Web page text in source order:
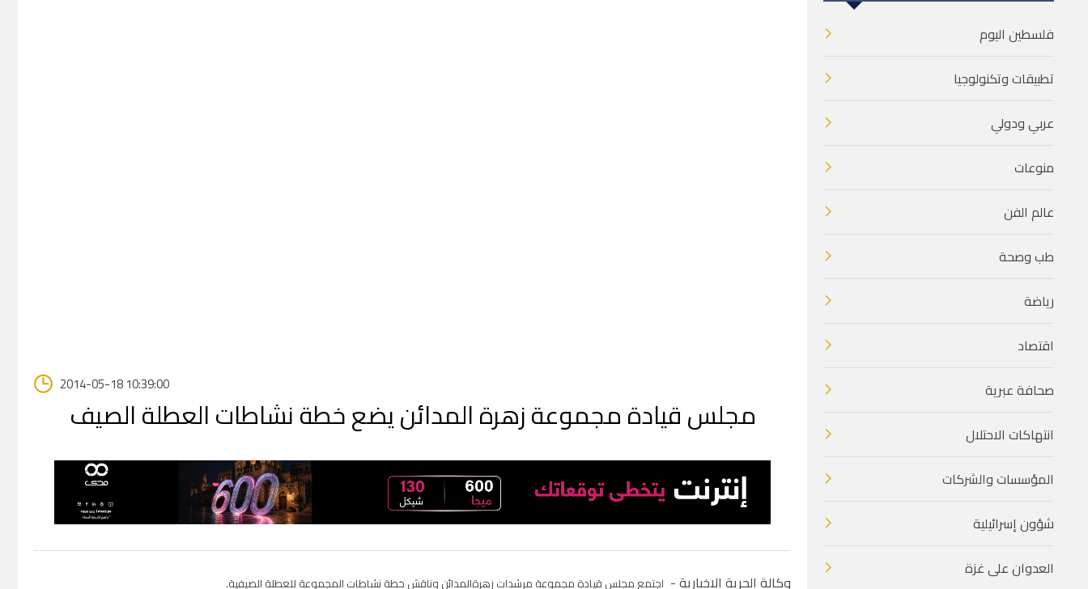
2014-05-18 10:39:00
مجلس قيادة مجموعة زهرة المدائن يضع خطة نشاطات العطلة الصيف
وكالة الحرية الاخبارية - اجتمع مجلس قيادة مجموعة مرشدات زهرةالمدائن وناقش خطة نشاطات المجموعة للعطلة الصيفية.
فلسطين اليوم
تطبيقات وتكنولوجيا
عربي ودولي
منوعات
عالم الفن
طب وصحة
رياضة
اقتصاد
صحافة عبرية
انتهاكات الاحتلال
المؤسسات والشركات
شؤون إسرائيلية
العدوان على غزة